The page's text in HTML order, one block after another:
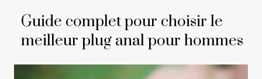
Guide complet pour choisir le
meilleur plug anal pour hommes